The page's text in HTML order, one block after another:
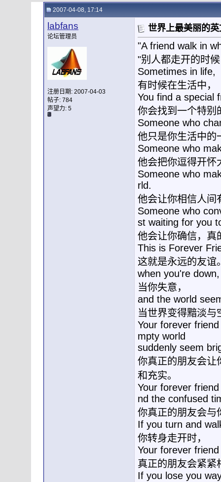
zimu554 回复: 世界上最美丽的英文——人生短篇之——A
haha123 回复: 世界上最美丽的英文——人生短篇之——A
回复: 世界上最美丽的英文——人生
yinxiaoqiao
回复: 世界上最美丽的英文——人生短篇
james209
回复: 世界上最美丽的英文——人生短篇之
xiaosong1990
回复: 世界上最美丽的英文——人生短篇之
2007-04-08, 17:14
labfans
论坛管理员
注册日期: 2007-04-03
帖子: 784
声望力: 5
世界上最美丽的
"A friend walk in
"别人都走开的时
Sometimes in life,
有时候在生活中，
You find a special
你会找到一个特别
Someone who
他只是你生活中的
Someone who
他会把你逗得开怀
Someone who
rld.
他会让你相信人间
Someone who
st waiting for you
他会让你确信，真
This is Forever
这就是永远的友谊
when you're down,
当你失意，
and the world
当世界变得黯淡与
Your forever
mpty world
suddenly seem
你真正的朋友会让
和充实。
Your forever
nd the confused
你真正的朋友会与
If you turn and
你转身走开时，
Your forever
真正的朋友会紧紧
If you lose you